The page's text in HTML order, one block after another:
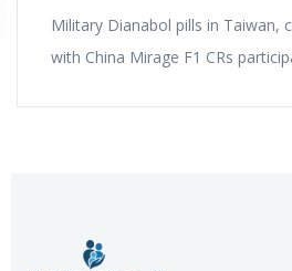
Military Dianabol pills in Taiwan,
with China Mirage F1 CRs